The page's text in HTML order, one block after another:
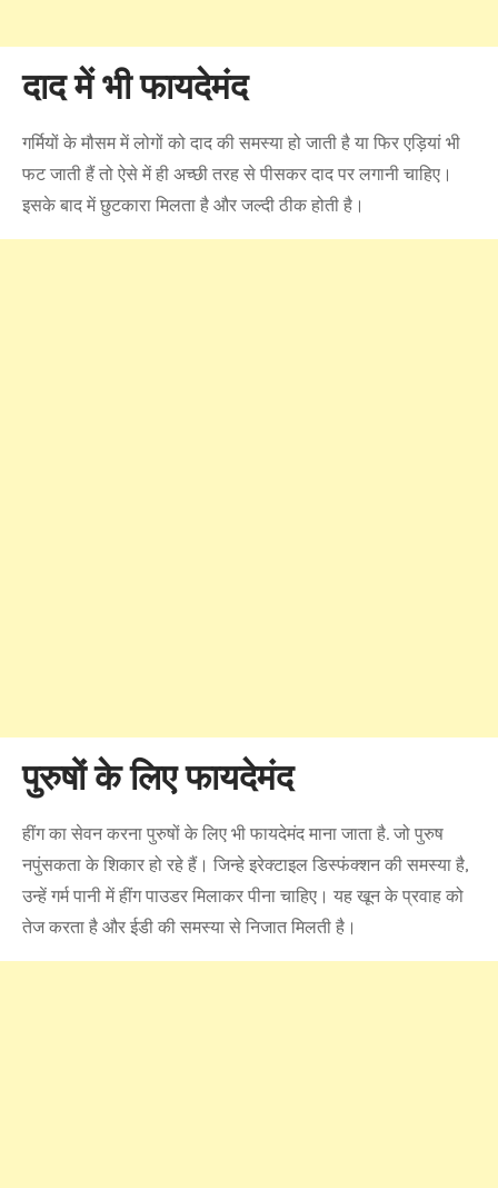
दाद में भी फायदेमंद
गर्मियों के मौसम में लोगों को दाद की समस्या हो जाती है या फिर एड़ियां भी
फट जाती हैं तो ऐसे में ही अच्छी तरह से पीसकर दाद पर लगानी चाहिए।
इसके बाद में छुटकारा मिलता है और जल्दी ठीक होती है।
पुरुषों के लिए फायदेमंद
हींग का सेवन करना पुरुषों के लिए भी फायदेमंद माना जाता है. जो पुरुष
नपुंसकता के शिकार हो रहे हैं। जिन्हे इरेक्टाइल डिस्फंक्शन की समस्या है,
उन्हें गर्म पानी में हींग पाउडर मिलाकर पीना चाहिए। यह खून के प्रवाह को
तेज करता है और ईडी की समस्या से निजात मिलती है।